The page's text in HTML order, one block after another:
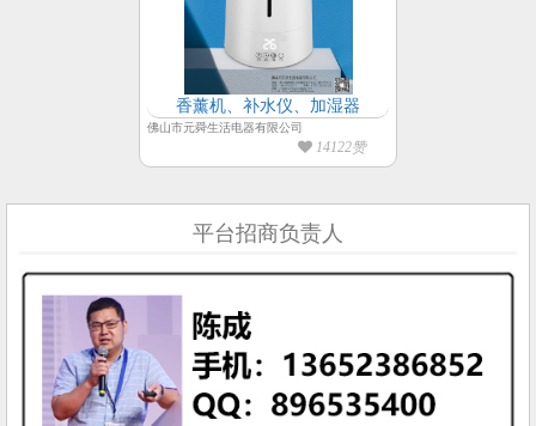
香薰机、补水仪、加湿器
佛山市元舜生活电器有限公司
14122赞
平台招商负责人